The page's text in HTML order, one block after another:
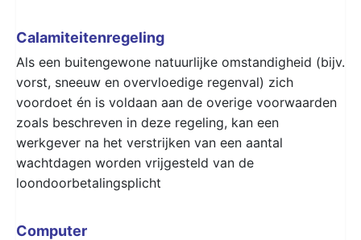
Calamiteitenregeling
Als een buitengewone natuurlijke omstandigheid (bijv.
vorst, sneeuw en overvloedige regenval) zich
voordoet én is voldaan aan de overige voorwaarden
zoals beschreven in deze regeling, kan een
werkgever na het verstrijken van een aantal
wachtdagen worden vrijgesteld van de
loondoorbetalingsplicht
Computer